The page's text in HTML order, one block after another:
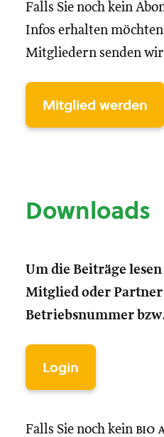
Falls Sie noch kein
Infos erhalten
Mitgliedern senden
Mitglied werden
Downloads
Um die Beiträge
Mitglied oder
Betriebsnummer
Login
Falls Sie noch kein bio